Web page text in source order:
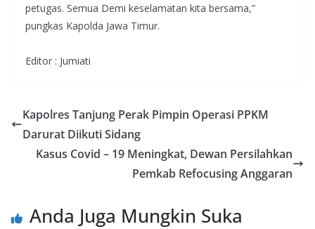
petugas. Semua Demi keselamatan kita bersama,”
pungkas Kapolda Jawa Timur.
Editor : Jumiati
Kapolres Tanjung Perak Pimpin Operasi PPKM
Darurat Diikuti Sidang
Kasus Covid – 19 Meningkat, Dewan Persilahkan
Pemkab Refocusing Anggaran
Anda Juga Mungkin Suka